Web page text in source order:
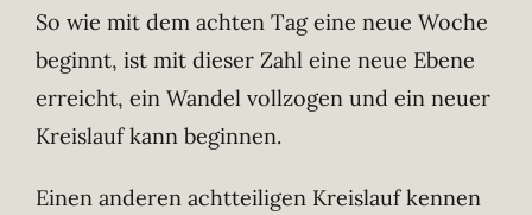
So wie mit dem achten Tag eine neue Woche
beginnt, ist mit dieser Zahl eine neue Ebene
erreicht, ein Wandel vollzogen und ein neuer
Kreislauf kann beginnen.
Einen anderen achtteiligen Kreislauf kennen